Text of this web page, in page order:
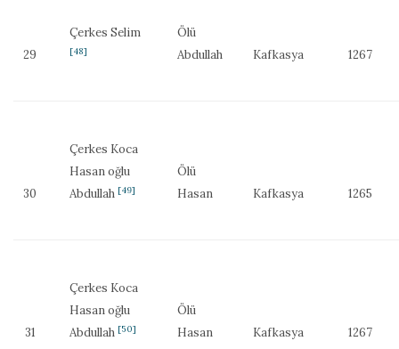
29
Çerkes Selim
[48]
Ölü
Abdullah
Kafkasya 1267
30
Çerkes Koca
Hasan oğlu
Abdullah [49]
Ölü
Hasan
Kafkasya 1265
31
Çerkes Koca
Hasan oğlu
Abdullah [50]
Ölü
Hasan
Kafkasya 1267